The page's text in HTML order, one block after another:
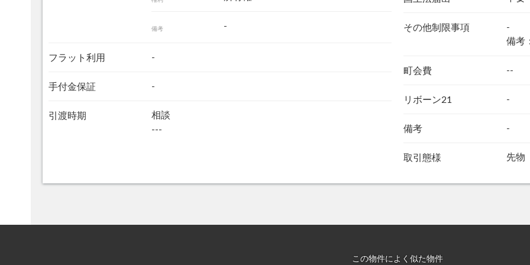
備考 -
フラット利用 -
手付金保証 -
引渡時期
相談
---
その他制限事項
-
備考
町会費 --
リボーン21 -
備考 -
取引態様 先物
この物件によく似た物件